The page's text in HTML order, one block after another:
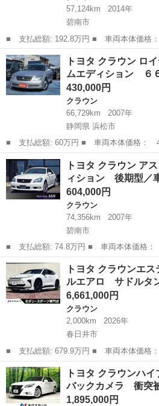
57,124km
2014年
碧南市
■ 支払総額: 192.8万円 ■ 車両本体価格： 1,819,000 円 ■ メーカ
ー名： トヨタ ■ 車種名： クラウンハ
名： アスリートＳ 禁煙車／全国対応第
ーダウン／...
愛知 碧南市 クラウン
トヨタ クラウン ロ
ムエディション ６
430,000円
クラウン
66,729km
2007年
静岡県 浜松市
■ 支払総額: 60万円 ■ 車両本体価格： 430,000 円 ■ メーカー
名： トヨタ ■ 車種名： クラウン ■
ルーン プレミアムエディション ６６７
Ｍ 取説保証書 ナ...
静岡 浜松市 クラウン
トヨタ クラウン ア
ィション 後期型／
604,000円
クラウン
74,356km
2007年
碧南市
■ 支払総額: 74.8万円 ■ 車両本体価格： 604,000 円 ■ メーカー
名： トヨタ ■ 車種名： クラウン ■
ト プレミアムエディション 後期型／車
ンスソナー／Ｈ...
愛知 碧南市 クラウン
トヨタ クラウンエ
ルエアロ サドルタ
6,661,000円
クラウン
2,000km
2026年
春日井市
■ 支払総額: 679.9万円 ■ 車両本体価格： 6,661,000 円 ■ メーカ
ー名： トヨタ ■ 車種名： クラウンエ
名： Ｚ モデリスタフルエアロ サドル
ー トヨタチ...
愛知 春日井市 クラウン
トヨタ クラウンハ
バックカメラ 衝突
1,895,000円